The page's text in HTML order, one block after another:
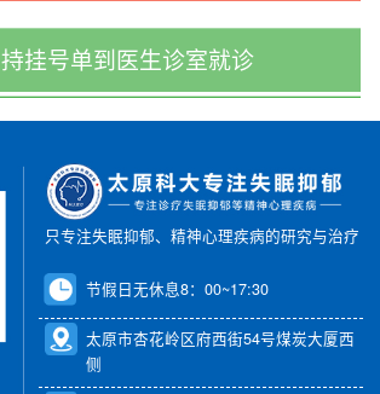
持挂号单到医生诊室就诊
只专注失眠抑郁、精神心理疾病的研究与治疗
节假日无休息8：00~17:30
太原市杏花岭区府西街54号煤炭大厦西
侧